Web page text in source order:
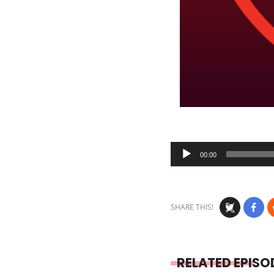
Audio
Player
00:00
SHARE THIS!
RELATED